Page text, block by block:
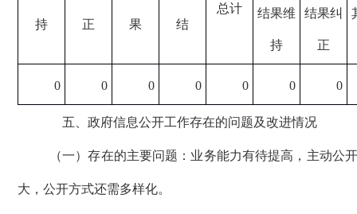
持 正 果 结
总计 结果维
持
结果纠
正
0 0 0 0 0 0 0
五、政府信息公开工作存在的问题及改进情况
（一）存在的主要问题：业务能力有待提高，主动公
大，公开方式还需多样化。